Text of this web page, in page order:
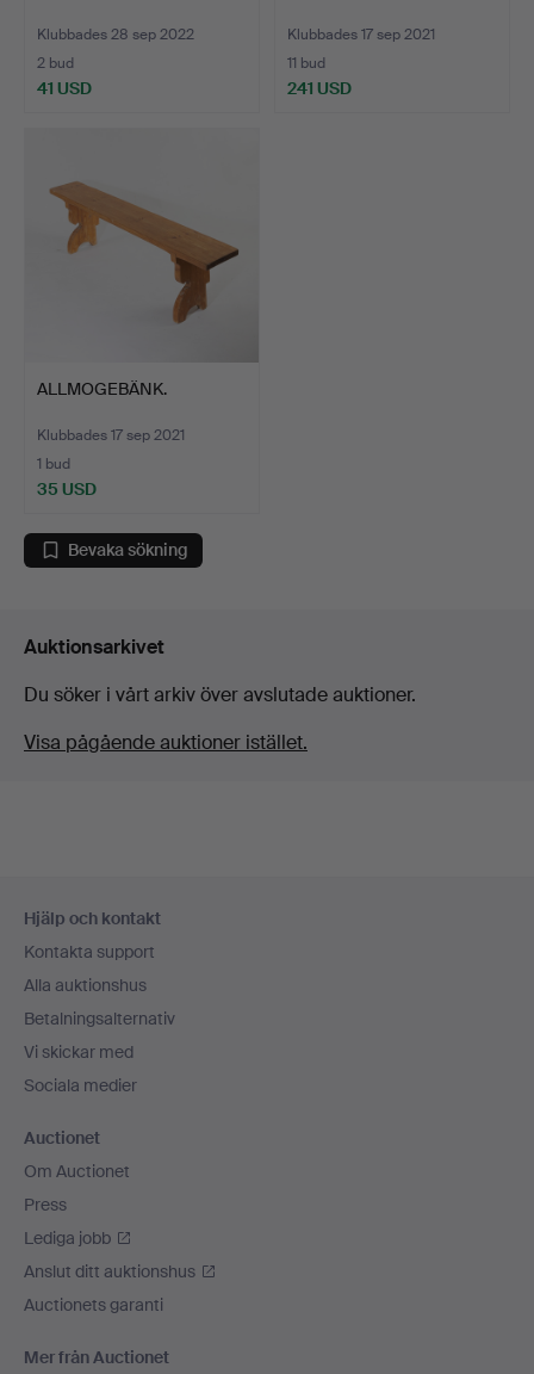
Klubbades 28 sep 2022
2 bud
41 USD
Klubbades 17 sep 2021
11 bud
241 USD
ALLMOGEBÄNK.
Klubbades 17 sep 2021
1 bud
35 USD
Bevaka sökning
Auktionsarkivet
Du söker i vårt arkiv över avslutade auktioner.
Visa pågående auktioner istället.
Hjälp och kontakt
Kontakta support
Alla auktionshus
Betalningsalternativ
Vi skickar med
Sociala medier
Auctionet
Om Auctionet
Press
Lediga jobb
Anslut ditt auktionshus
Auctionets garanti
Mer från Auctionet